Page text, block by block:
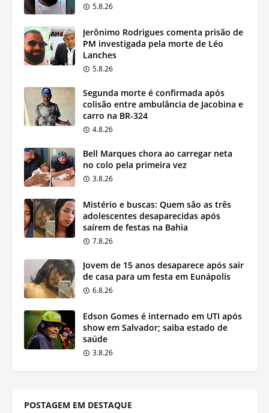
5.8.26
Jerônimo Rodrigues comenta prisão de
PM investigada pela morte de Léo
Lanches
5.8.26
Segunda morte é confirmada após
colisão entre ambulância de Jacobina e
carro na BR-324
4.8.26
Bell Marques chora ao carregar neta
no colo pela primeira vez
3.8.26
Mistério e buscas: Quem são as três
adolescentes desaparecidas após
saírem de festas na Bahia
7.8.26
Jovem de 15 anos desaparece após sair
de casa para um festa em Eunápolis
6.8.26
Edson Gomes é internado em UTI após
show em Salvador; saiba estado de
saúde
3.8.26
POSTAGEM EM DESTAQUE